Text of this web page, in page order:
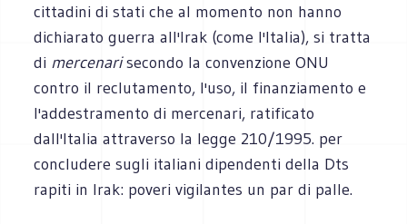
cittadini di stati che al momento non hanno
dichiarato guerra all'Irak (come l'Italia), si tratta
di mercenarisecondo la convenzione ONU
contro il reclutamento, l'uso, il finanziamento e
l'addestramento di mercenari, ratificato
dall'Italia attraverso la legge 210/1995. per
concludere sugli italiani dipendenti della Dts
rapiti in Irak: poveri vigilantes un par di palle.